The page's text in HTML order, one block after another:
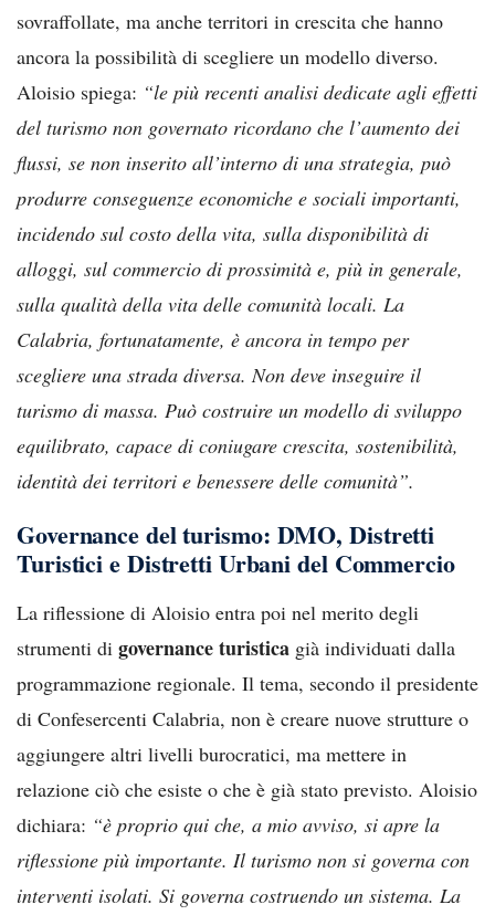
sovraffollate, ma anche territori in crescita che hanno
ancora la possibilità di scegliere un modello diverso.
Aloisio spiega: “le più recenti analisi dedicate agli effetti
del turismo non governato ricordano che l’aumento dei
flussi, se non inserito all’interno di una strategia, può
produrre conseguenze economiche e sociali importanti,
incidendo sul costo della vita, sulla disponibilità di
alloggi, sul commercio di prossimità e, più in generale,
sulla qualità della vita delle comunità locali. La
Calabria, fortunatamente, è ancora in tempo per
scegliere una strada diversa. Non deve inseguire il
turismo di massa. Può costruire un modello di sviluppo
equilibrato, capace di coniugare crescita, sostenibilità,
identità dei territori e benessere delle comunità”.
Governance del turismo: DMO, Distretti
Turistici e Distretti Urbani del Commercio
La riflessione di Aloisio entra poi nel merito degli
strumenti di governance turistica già individuati dalla
programmazione regionale. Il tema, secondo il presidente
di Confesercenti Calabria, non è creare nuove strutture o
aggiungere altri livelli burocratici, ma mettere in
relazione ciò che esiste o che è già stato previsto. Aloisio
dichiara: “è proprio qui che, a mio avviso, si apre la
riflessione più importante. Il turismo non si governa con
interventi isolati. Si governa costruendo un sistema. La